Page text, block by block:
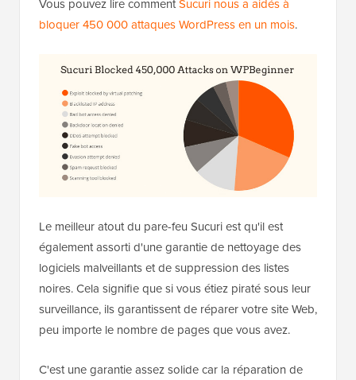
Vous pouvez lire commentSucuri nous a aidés à
bloquer 450 000 attaques WordPress en un mois.
Le meilleur atout du pare-feu Sucuri est qu'il est
également assorti d'une garantie de nettoyage des
logiciels malveillants et de suppression des listes
noires. Cela signifie que si vous étiez piraté sous leur
surveillance, ils garantissent de réparer votre site Web,
peu importe le nombre de pages que vous avez.
C'est une garantie assez solide car la réparation de